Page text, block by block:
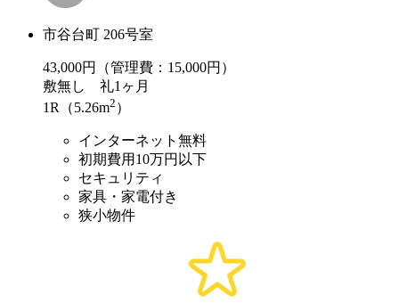
市谷台町 206号室
43,000円（管理費：15,000円）
敷無し 礼1ヶ月
1R（5.26m2 ）
インターネット無料
初期費用10万円以下
セキュリティ
家具・家電付き
狭小物件